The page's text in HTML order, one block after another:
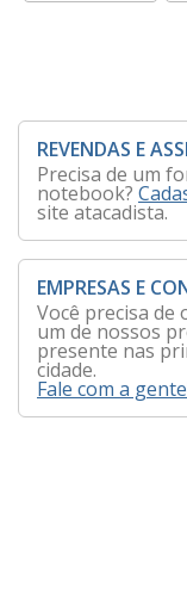
REVENDAS E
Precisa de um
notebook?
site atacadista.
EMPRESAS E
Você precisa de
um de nossos
presente nas
cidade.
Fale com a